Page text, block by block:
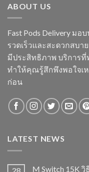
ABOUT US
Fast Pods Delivery ม
รวดเร็วและสะดวกสบา
มีประสิทธิภาพ บริการที่
ทำให้คุณรู้สึกพึงพอใจเ
ก่อน
LATEST NEWS
M Switch 15K